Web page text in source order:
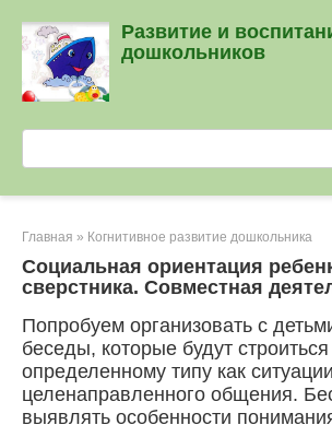
контенту
Развитие и
дошкольников
Главная » Когнитивное развитие дошкольника
Социальная ориентация
сверстника. Совместная
Попробуем организовать с
беседы, которые будут
определенному типу как ситуации
целенаправленного общения.
выявлять особенности